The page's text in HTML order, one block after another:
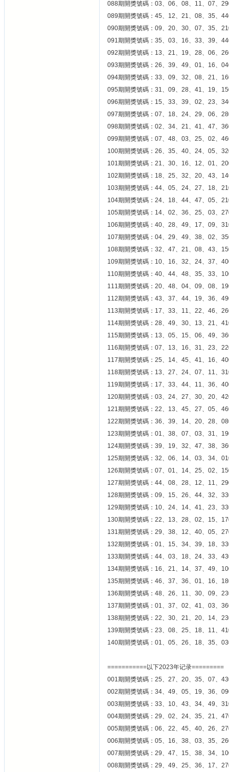
088期開獎號碼：03、06、08、11、07、
089期開獎號碼：45、12、21、08、35、
090期開獎號碼：09、20、30、07、35、
091期開獎號碼：35、03、16、33、39、
092期開獎號碼：13、21、19、28、06、
093期開獎號碼：26、39、49、01、16、
094期開獎號碼：33、09、32、08、21、
095期開獎號碼：31、09、28、41、19、
096期開獎號碼：15、33、39、02、23、
097期開獎號碼：07、18、24、29、06、
098期開獎號碼：02、34、21、41、47、
099期開獎號碼：07、48、03、25、02、
100期開獎號碼：26、35、40、24、05、
101期開獎號碼：21、30、16、12、01、
102期開獎號碼：18、25、32、20、43、
103期開獎號碼：44、05、24、27、18、
104期開獎號碼：24、18、44、47、05、
105期開獎號碼：14、02、36、25、03、
106期開獎號碼：40、28、49、17、09、
107期開獎號碼：04、29、49、38、02、
108期開獎號碼：32、47、21、08、43、
109期開獎號碼：10、16、32、24、37、
110期開獎號碼：40、44、48、35、33、
111期開獎號碼：20、48、04、09、08、
112期開獎號碼：43、37、44、19、36、
113期開獎號碼：17、33、11、22、46、
114期開獎號碼：28、49、30、13、21、
115期開獎號碼：13、05、15、06、49、
116期開獎號碼：07、13、16、31、23、
117期開獎號碼：25、14、45、41、16、
118期開獎號碼：13、27、24、07、11、
119期開獎號碼：17、33、44、11、36、
120期開獎號碼：03、24、27、30、20、
121期開獎號碼：22、13、45、27、05、
122期開獎號碼：36、39、14、20、28、
123期開獎號碼：01、38、07、03、31、
124期開獎號碼：39、19、32、47、38、
125期開獎號碼：32、06、14、03、34、
126期開獎號碼：07、01、14、25、02、
127期開獎號碼：44、08、28、12、11、
128期開獎號碼：09、15、26、44、32、
129期開獎號碼：10、24、14、41、23、
130期開獎號碼：22、13、28、02、15、
131期開獎號碼：29、38、12、40、05、
132期開獎號碼：01、15、34、39、18、
133期開獎號碼：44、03、18、24、33、
134期開獎號碼：16、21、14、37、49、
135期開獎號碼：46、37、36、01、16、
136期開獎號碼：48、26、11、30、09、
137期開獎號碼：01、37、02、41、03、
138期開獎號碼：22、30、21、20、14、
139期開獎號碼：23、08、25、18、11、
140期開獎號碼：01、05、26、18、35、
===========以下2023年记录=========
001期開獎號碼：25、27、20、35、07、
002期開獎號碼：34、49、05、19、36、
003期開獎號碼：33、10、43、34、49、
004期開獎號碼：29、02、24、35、21、
005期開獎號碼：06、22、45、40、26、
006期開獎號碼：05、16、38、03、35、
007期開獎號碼：29、47、15、38、34、
008期開獎號碼：29、49、25、36、17、